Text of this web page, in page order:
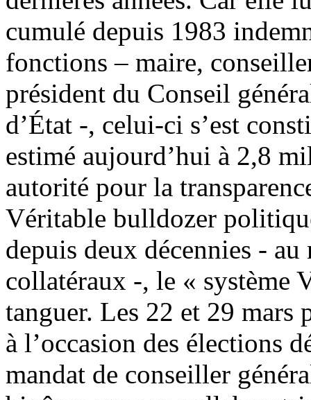
cumulé depuis 1983
fonctions – maire,
président du Conseil
d’État -, celui-ci s’est
estimé aujourd’hui à 2,8
autorité pour la
Véritable bulldozer
depuis deux décennies - au
collatéraux -, le « système
tanguer. Les 22 et 29
à l’occasion des élections
mandat de conseiller